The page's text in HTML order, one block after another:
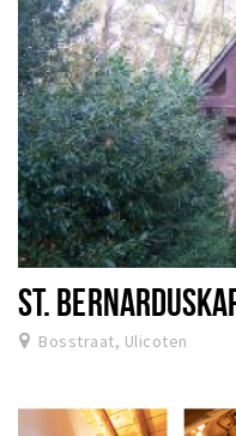
ST.
Bosstraat, Ulicoten